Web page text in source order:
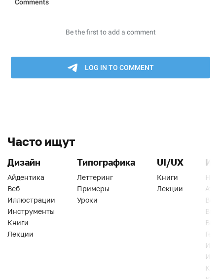
Часто ищут
Дизайн
Айдентика
Веб
Иллюстрации
Инструменты
Книги
Лекции
Типографика
Леттеринг
Примеры
Уроки
UI/UX
Книги
Лекции
Веб